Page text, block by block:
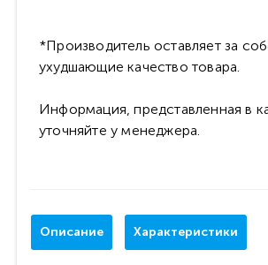
*Производитель оставляет за
ухудшающие качество товара.
Информация, представленная в
уточняйте у менеджера.
Описание Характеристики